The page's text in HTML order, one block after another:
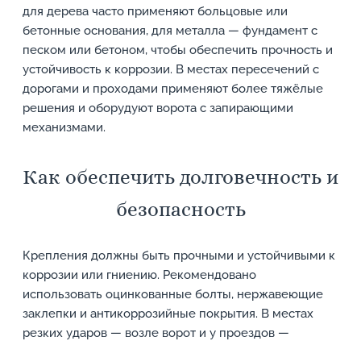
для дерева часто применяют больцовые или
бетонные основания, для металла — фундамент с
песком или бетоном, чтобы обеспечить прочность и
устойчивость к коррозии. В местах пересечений с
дорогами и проходами применяют более тяжёлые
решения и оборудуют ворота с запирающими
механизмами.
Как обеспечить долговечность и
безопасность
Крепления должны быть прочными и устойчивыми к
коррозии или гниению. Рекомендовано
использовать оцинкованные болты, нержавеющие
заклепки и антикоррозийные покрытия. В местах
резких ударов — возле ворот и у проездов —